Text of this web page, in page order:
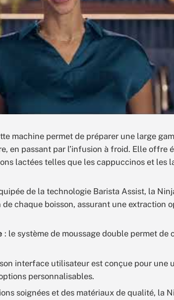
machine permet de préparer une large
en passant par l’infusion à froid. Elle offre
lactées telles que les cappuccinos et les
de la technologie Barista Assist, la
chaque boisson, assurant une extraction
: le système de moussage double permet de
interface utilisateur est conçue pour une
personnalisables.
soignées et des matériaux de qualité, la